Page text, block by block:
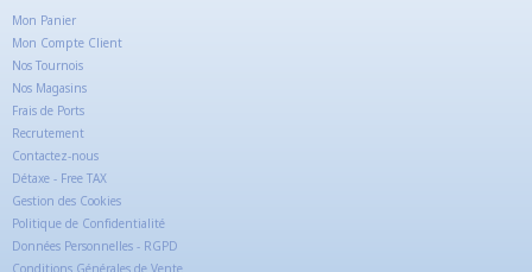
Mon Panier
Mon Compte Client
Nos Tournois
Nos Magasins
Frais de Ports
Recrutement
Contactez-nous
Détaxe - Free TAX
Gestion des Cookies
Politique de Confidentialité
Données Personnelles - RGPD
Conditions Générales de Vente